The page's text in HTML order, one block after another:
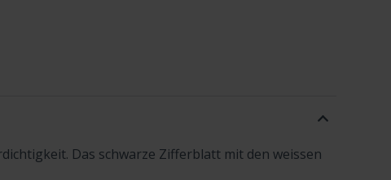
Das schwarze Zifferblatt mit den weissen